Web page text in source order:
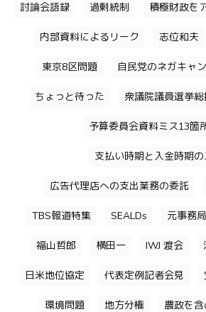
討論会語録 過剰統制 積極財政を
内部資料によるリーク 志位和夫
東京8区問題 自民党のネガキャン
ちょっと待った 衆議院議員選挙総
予算委員会資料ミス13箇
支払い時期と入金時期の
広告代理店への支出業務の委託
TBS報道特集 SEALDs 元事務
福山哲郎 横田一 IWJ 渡会
日米地位協定 代表定例記者会見
環境問題 地方分権 農政を